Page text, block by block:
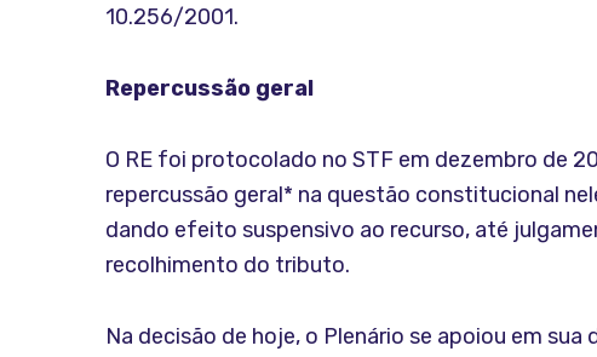
10.256/2001.
Repercussão geral
O RE foi protocolado no STF em dezembro de
repercussão geral* na questão constitucional
dando efeito suspensivo ao recurso, até
recolhimento do tributo.
Na decisão de hoje, o Plenário se apoiou em